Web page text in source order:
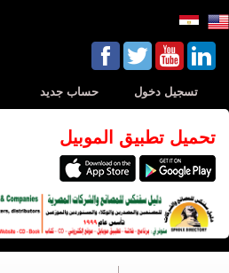
تسجيل دخول حساب جديد
تحميل تطبيق الموبيل